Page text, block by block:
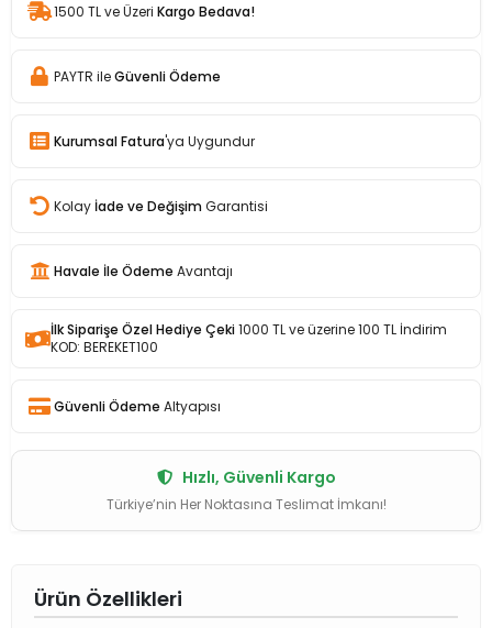
1500 TL ve Üzeri Kargo Bedava!
PAYTR ileGüvenli Ödeme
Kurumsal Fatura'ya Uygundur
Kolay İade ve Değişim Garantisi
Havale İle Ödeme Avantajı
İlk Siparişe Özel Hediye Çeki1000 TL ve üzerine 100 TL İndirim
KOD: BEREKET100
Güvenli Ödeme Altyapısı
Hızlı, Güvenli Kargo
Türkiye’nin Her Noktasına Teslimat İmkanı!
Ürün Özellikleri